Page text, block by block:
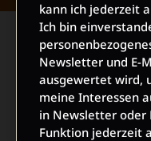
kann ich jederzeit
Ich bin
Newsletter und E-
ausgewertet wird,
meine Interessen
in Newsletter oder
Funktion jederzeit